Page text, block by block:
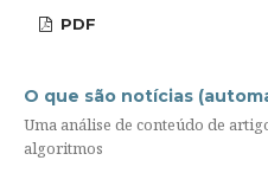
PDF
O que são notícias
Uma análise de conteúdo de
algoritmos